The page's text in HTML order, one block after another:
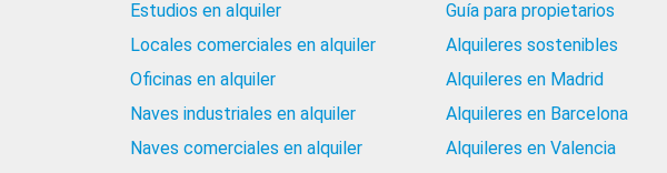
Estudios en alquiler
Locales comerciales en alquiler
Oficinas en alquiler
Naves industriales en alquiler
Naves comerciales en alquiler
Guía para propietarios
Alquileres sostenibles
Alquileres en Madrid
Alquileres en Barcelona
Alquileres en Valencia